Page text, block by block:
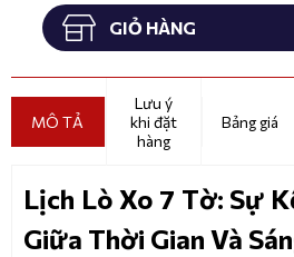
GIỎ HÀNG
MÔ TẢ
Lưu ý
khi đặt
hàng
Bảng giá
Lịch Lò Xo 7 Tờ: Sự
Giữa Thời Gian Và